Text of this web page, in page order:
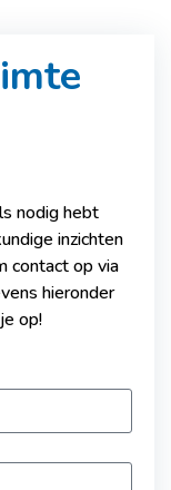
nodig hebt
inzichten
contact op via
hieronder
op!